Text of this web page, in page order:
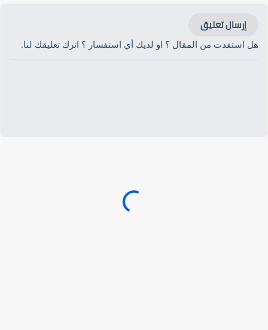
إرسال تعليق
هل استفدت من المقال ؟ او لديك أي استفسار ؟ اترك تعليقك لنا.